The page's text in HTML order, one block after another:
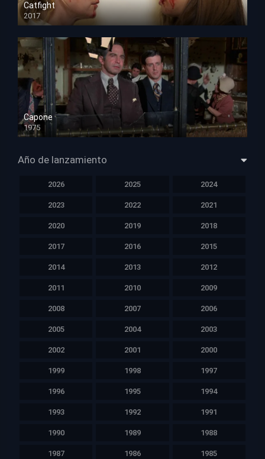
Catfight
2017
HD 720p
Capone
1975
HD 1080p
Año de lanzamiento
2026 2025 2024
2023 2022 2021
2020 2019 2018
2017 2016 2015
2014 2013 2012
2011 2010 2009
2008 2007 2006
2005 2004 2003
2002 2001 2000
1999 1998 1997
1996 1995 1994
1993 1992 1991
1990 1989 1988
1987 1986 1985